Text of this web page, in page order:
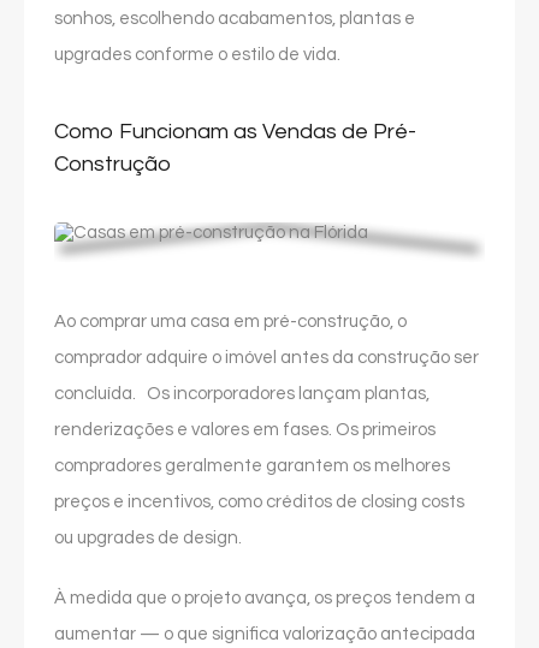
sonhos, escolhendo acabamentos, plantas e
upgrades conforme o estilo de vida.
Como Funcionam as Vendas de Pré-
Construção
Ao comprar uma casa em pré-construção, o
comprador adquire o imóvel antes da construção ser
concluída. Os incorporadores lançam plantas,
renderizações e valores em fases. Os primeiros
compradores geralmente garantem os melhores
preços e incentivos, como créditos de closing costs
ou upgrades de design.
À medida que o projeto avança, os preços tendem a
aumentar — o que significa valorização antecipada